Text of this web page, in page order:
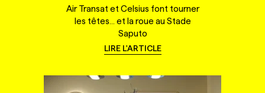
Air Transat et Celsius font tourner
les têtes... et la roue au Stade
Saputo
LIRE L'ARTICLE